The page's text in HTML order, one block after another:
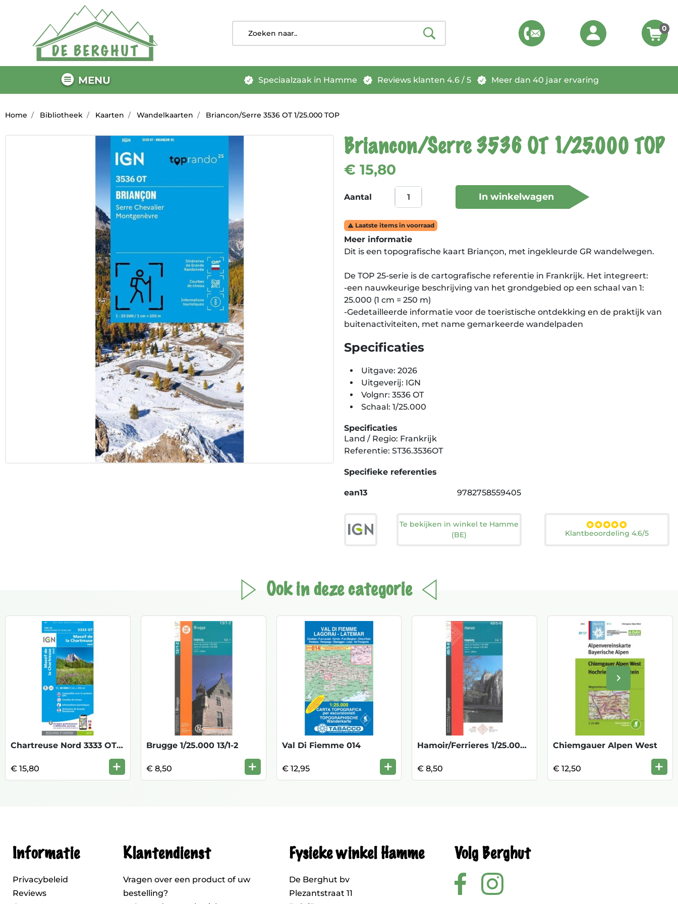
0
MENU Speciaalzaak in Hamme Reviews klanten 4.6 / 5 Meer dan 40 jaar ervaring
Home Bibliotheek Kaarten Wandelkaarten Briancon/Serre 3536 OT 1/25.000 TOP
Briancon/Serre 3536 OT 1/25.000 TOP
€ 15,80
Aantal In winkelwagen
 Laatste items in voorraad
Meer informatie
Dit is een topografische kaart Briançon, met ingekleurde GR wandelwegen.
De TOP 25-serie is de cartografische referentie in Frankrijk. Het integreert:
-een nauwkeurige beschrijving van het grondgebied op een schaal van 1:
25.000 (1 cm = 250 m)
-Gedetailleerde informatie voor de toeristische ontdekking en de praktijk van
buitenactiviteiten, met name gemarkeerde wandelpaden
Specificaties
Uitgave: 2026
Uitgeverij: IGN
Volgnr: 3536 OT
Schaal: 1/25.000
Specificaties
Land / Regio: Frankrijk
Referentie: ST36.3536OT
Specifieke referenties
ean13 9782758559405
Te bekijken in winkel te Hamme
(BE)
Klantbeoordeling 4.6/5
Ook in deze categorie
Volgende
keyboard_arrow_right
Chartreuse Nord 3333 OT 1/25.000
€ 15,80 +
Brugge 1/25.000 13/1-2
€ 8,50 +
Val Di Fiemme 014
€ 12,95 +
Hamoir/Ferrieres 1/25.000 49/5-6
€ 8,50
Chiemgauer Alpen West
€ 12,50 +
Informatie
Privacybeleid
Reviews
Klantendienst
Vragen over een product of uw
bestelling?
Fysieke winkel Hamme
De Berghut bv
Plezantstraat 11
Volg Berghut